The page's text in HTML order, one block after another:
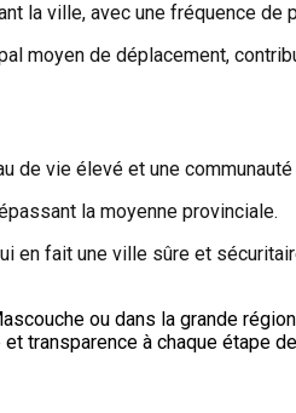
la ville, avec une fréquence de
moyen de déplacement,
de vie élevé et une communauté
la moyenne provinciale.
en fait une ville sûre et
ou dans la grande
transparence à chaque étape